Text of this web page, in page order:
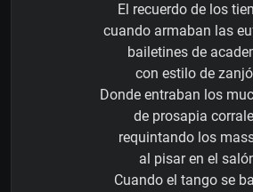
El recuerdo de los
cuando armaban las
bailetines de
con estilo de
Donde entraban los
de prosapia
requintando los
al pisar en el
Cuando el tango se